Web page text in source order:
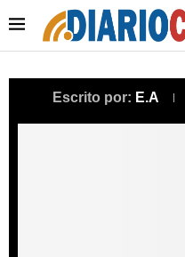
Escrito por: E.A